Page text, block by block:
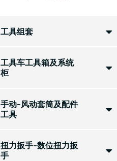
工具组套
工具车工具箱及系统
柜
手动-风动套筒及配件
工具
扭力扳手-数位扭力扳
手